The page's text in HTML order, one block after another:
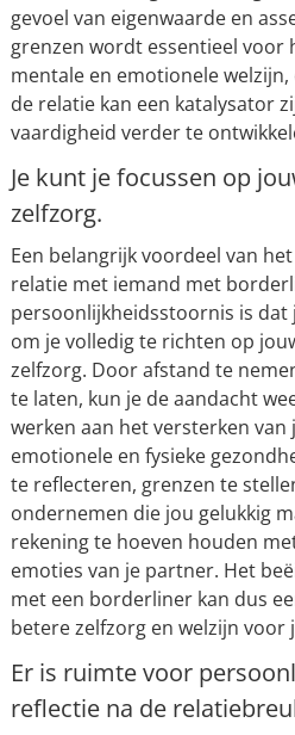
gevoel van eigenwaarde en
grenzen wordt essentieel voor
mentale en emotionele
de relatie kan een katalysator
vaardigheid verder te
Je kunt je focussen op
zelfzorg.
Een belangrijk voordeel van
relatie met iemand met
persoonlijkheidsstoornis is dat
om je volledig te richten op
zelfzorg. Door afstand te
te laten, kun je de aandacht
werken aan het versterken van
emotionele en fysieke
te reflecteren, grenzen te
ondernemen die jou gelukkig
rekening te hoeven houden
emoties van je partner. Het
met een borderliner kan dus
betere zelfzorg en welzijn voor
Er is ruimte voor
reflectie na de